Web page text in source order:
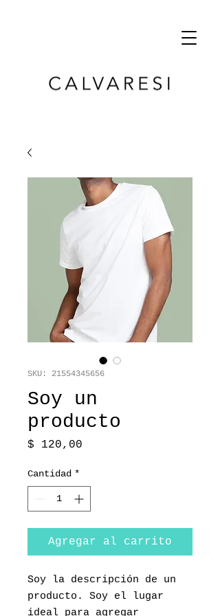
SKU: 21554345656
Soy un
producto
$ 120,00
Cantidad *
Agregar al carrito
Soy la descripción de un
producto. Soy el lugar
ideal para agregar